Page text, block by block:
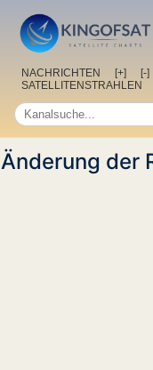
NACHRICHTEN [+] [-]
SATELLITENSTRAHLEN
Änderung der